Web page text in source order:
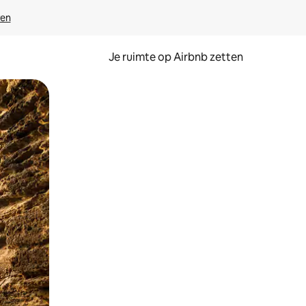
Je ruimte op Airbnb zetten
of swipen.